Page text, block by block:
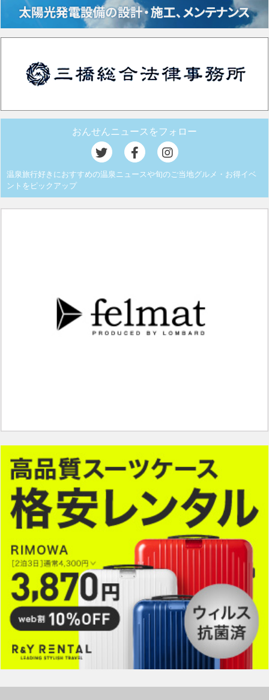
おんせんニュースをフォロー
温泉旅行好きにおすすめの温泉ニュースや旬のご当地グルメ・お得イベ
ントをピックアップ